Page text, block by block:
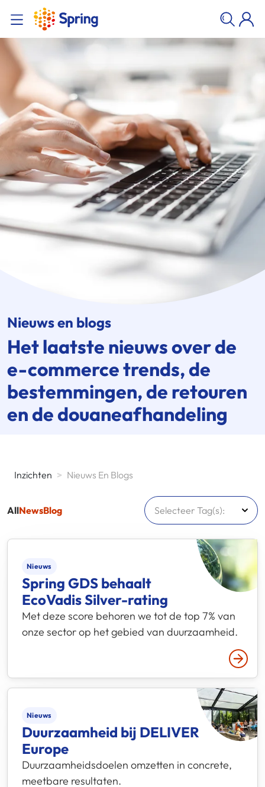
Nieuws en blogs
Het laatste nieuws over de
e-commercetrends, de
bestemmingen, de retouren
en de douaneafhandeling
Inzichten > Nieuws En Blogs
AllNewsBlog Selecteer Tag(s):
Nieuws
Spring GDS behaalt
EcoVadis Silver-rating
Met deze score behoren we tot de top 7% van
onze sector op het gebied van duurzaamheid.
Lees
Nieuws
Duurzaamheid bij DELIVER
Europe
Duurzaamheidsdoelen omzetten in concrete,
meetbare resultaten.